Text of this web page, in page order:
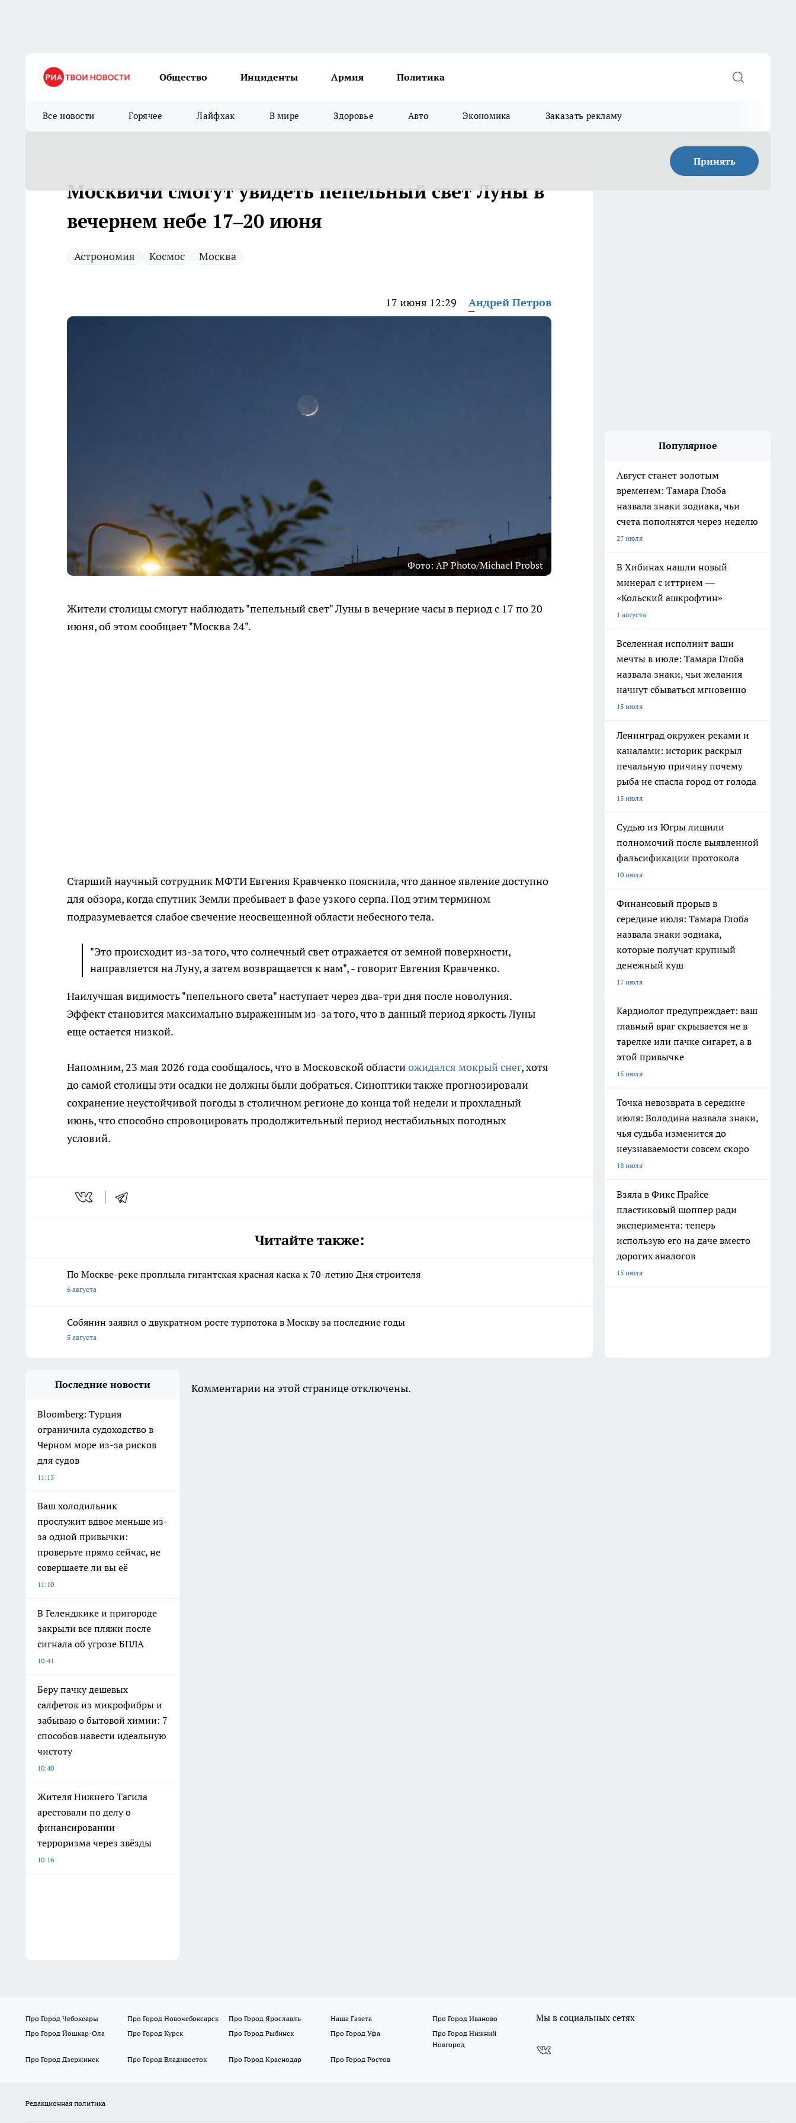
Общество Инциденты Армия Политика
Все новости Горячее Лайфхак В мире Здоровье Авто Экономика Заказать рекламу
Принять
Москвичи смогут увидеть пепельный свет Луны в
вечернем небе 17–20 июня
Астрономия Космос Москва
17 июня 12:29 Андрей Петров
Фото: AP Photo/Michael Probst
Жители столицы смогут наблюдать "пепельный свет" Луны в вечерние часы в период с 17 по 20
июня, об этом сообщает "Москва 24".
Старший научный сотрудник МФТИ Евгения Кравченко пояснила, что данное явление доступно
для обзора, когда спутник Земли пребывает в фазе узкого серпа. Под этим термином
подразумевается слабое свечение неосвещенной области небесного тела.
"Это происходит из-за того, что солнечный свет отражается от земной поверхности,
направляется на Луну, а затем возвращается к нам", - говорит Евгения Кравченко.
Наилучшая видимость "пепельного света" наступает через два-три дня после новолуния.
Эффект становится максимально выраженным из-за того, что в данный период яркость Луны
еще остается низкой.
Напомним, 23 мая 2026 года сообщалось, что в Московской областиожидался мокрый снег, хотя
до самой столицы эти осадки не должны были добраться. Синоптики также прогнозировали
сохранение неустойчивой погоды в столичном регионе до конца той недели и прохладный
июнь, что способно спровоцировать продолжительный период нестабильных погодных
условий.
Читайте также:
По Москве-реке проплыла гигантская красная каска к 70-летию Дня строителя
6 августа
Собянин заявил о двукратном росте турпотока в Москву за последние годы
5 августа
Популярное
Август станет золотым
временем: Тамара Глоба
назвала знаки зодиака, чьи
счета пополнятся через неделю
27 июля
В Хибинах нашли новый
минерал с иттрием —
«Кольский ашкрофтин»
1 августа
Вселенная исполнит ваши
мечты в июле: Тамара Глоба
назвала знаки, чьи желания
начнут сбываться мгновенно
15 июля
Ленинград окружен реками и
каналами: историк раскрыл
печальную причину почему
рыба не спасла город от голода
15 июля
Судью из Югры лишили
полномочий после выявленной
фальсификации протокола
10 июля
Финансовый прорыв в
середине июля: Тамара Глоба
назвала знаки зодиака,
которые получат крупный
денежный куш
17 июля
Кардиолог предупреждает: ваш
главный враг скрывается не в
тарелке или пачке сигарет, а в
этой привычке
15 июля
Точка невозврата в середине
июля: Володина назвала знаки,
чья судьба изменится до
неузнаваемости совсем скоро
18 июля
Взяла в Фикс Прайсе
пластиковый шоппер ради
эксперимента: теперь
использую его на даче вместо
дорогих аналогов
15 июля
Последние новости
Bloomberg: Турция
ограничила судоходство в
Черном море из-за рисков
для судов
11:15
Ваш холодильник
прослужит вдвое меньше из-
за одной привычки:
проверьте прямо сейчас, не
совершаете ли вы её
11:10
В Геленджике и пригороде
закрыли все пляжи после
сигнала об угрозе БПЛА
10:41
Беру пачку дешевых
салфеток из микрофибры и
забываю о бытовой химии: 7
способов навести идеальную
чистоту
10:40
Жителя Нижнего Тагила
арестовали по делу о
финансировании
терроризма через звёзды
10:16
Комментарии на этой странице отключены.
Про Город Чебоксары Про Город Новочебоксарск Про Город Ярославль Наша Газета
Про Город Иваново
Про Город Йошкар-Ола
Про Город Курск Про Город Рыбинск Про Город Уфа
Про Город Нижний
Новгород
Про Город Дзержинск
Про Город Владивосток Про Город Краснодар Про Город Ростов
Мы в социальных сетях
Редакционная политика